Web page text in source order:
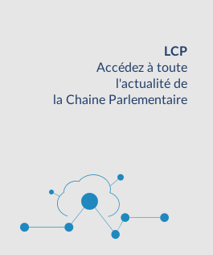
LCP
Accédez à toute
l'actualité de
la Chaine Parlementaire